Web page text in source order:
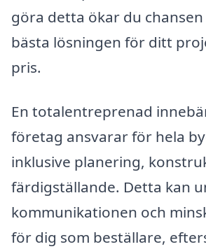
göra detta ökar du
bästa lösningen för ditt
pris.
En totalentreprenad
företag ansvarar för hela
inklusive planering,
färdigställande. Detta kan
kommunikationen och
för dig som beställare,